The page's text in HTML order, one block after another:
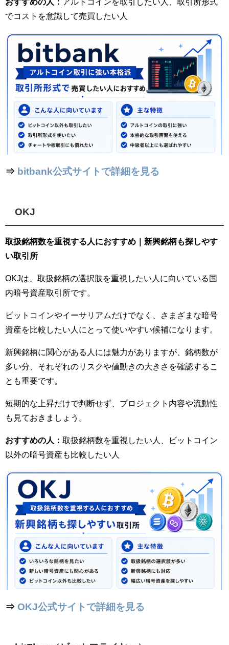
でコストを意識して売買したい人
⇒ bitbank公式サイトで詳細を見る
OKJ
取扱銘柄数を重視する人におすすめ｜新興銘柄も探しやす
い取引所
OKJは、取扱銘柄の選択肢を重視したい人に向いている国
内暗号資産取引所です。
ビットコインやイーサリアムだけでなく、さまざまな暗号
資産を比較したい人にとって使いやすい候補になります。
新興銘柄に関心がある人には魅力がありますが、銘柄数が
多い分、それぞれのリスクや値動きの大きさを確認するこ
とも重要です。
短期的な上昇だけで判断せず、プロジェクト内容や流動性
も見ておきましょう。
おすすめの人： 取扱銘柄数を重視したい人、ビットコイン
以外の暗号資産も比較したい人
⇒ OKJ公式サイトで詳細を見る